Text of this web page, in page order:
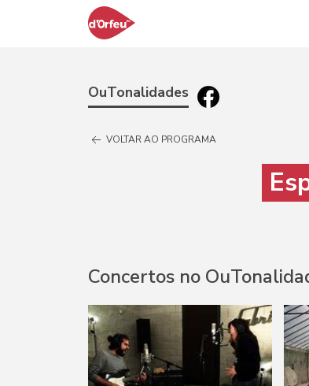
OuTonalidades
VOLTAR AO PROGRAMA
Concertos no